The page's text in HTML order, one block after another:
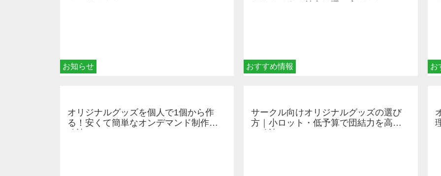
お知らせ おすすめ情報 お
オリジナルグッズを個人で1個から作
る！安くて簡単なオンデマンド制作の
サークル向けオリジナルグッズの選び
方｜小ロット・低予算で団結力を高め